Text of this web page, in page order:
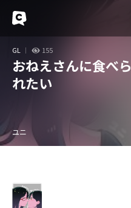
GL 155
おねえさんに食べら
れたい
ユニ